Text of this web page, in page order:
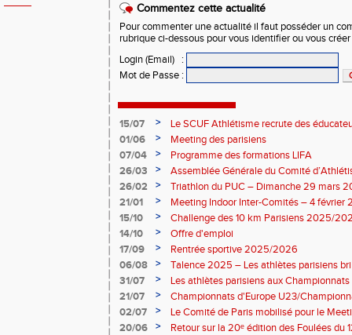
Commentez cette actualité
Pour commenter une actualité il faut posséder un
rubrique ci-dessous pour vous identifier ou vous
Login (Email)
:
Mot de Passe :
15/07 >
Le SCUF Athlétisme recrute des
2026-2027 !
01/06 >
Meeting des parisiens
07/04
>
Programme des formations LIFA
26/03
>
Assemblée Générale du Comité
26/02
>
Triathlon du PUC – Dimanche 29 mars
21/01
>
Meeting Indoor Inter-Comités – 4 février
15/10
>
Challenge des 10 km Parisiens 2025/
14/10
>
Offre d'emploi
17/09
>
Rentrée sportive 2025/2026
06/08
>
Talence 2025 – Les athlètes parisiens
de France Élite
31/07 >
Les athlètes parisiens aux
21/07
>
Championnats d'Europe U23/
02/07
>
Le Comité de Paris mobilisé pour le
20/06
>
Retour sur la 20ᵉ édition des Foulées du